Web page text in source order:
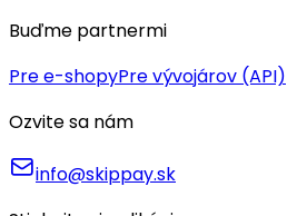
Buďme partnermi
Pre e-shopyPre vývojárov (API)
Ozvite sa nám
info@skippay.sk